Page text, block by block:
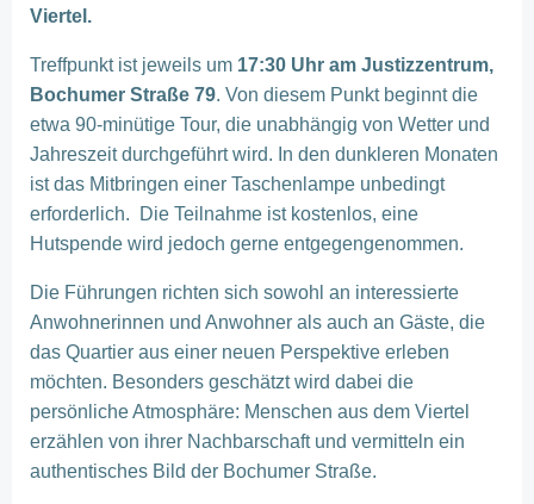
Viertel.
Treffpunkt ist jeweils um 17:30 Uhr am Justizzentrum,
Bochumer Straße 79. Von diesem Punkt beginnt die
etwa 90-minütige Tour, die unabhängig von Wetter und
Jahreszeit durchgeführt wird. In den dunkleren Monaten
ist das Mitbringen einer Taschenlampe unbedingt
erforderlich. Die Teilnahme ist kostenlos, eine
Hutspende wird jedoch gerne entgegengenommen.
Die Führungen richten sich sowohl an interessierte
Anwohnerinnen und Anwohner als auch an Gäste, die
das Quartier aus einer neuen Perspektive erleben
möchten. Besonders geschätzt wird dabei die
persönliche Atmosphäre: Menschen aus dem Viertel
erzählen von ihrer Nachbarschaft und vermitteln ein
authentisches Bild der Bochumer Straße.